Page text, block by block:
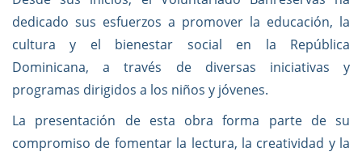
dedicado sus esfuerzos a promover la educación, la
cultura y el bienestar social en la República
Dominicana, a través de diversas iniciativas y
programas dirigidos a los niños y jóvenes.
La presentación de esta obra forma parte de su
compromiso de fomentar la lectura, la creatividad y la